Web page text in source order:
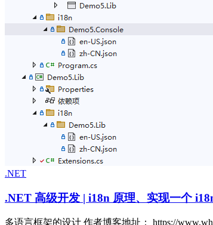
.NET
.NET 高级开发 | i18n 原理、实现一个
多语言框架的设计 作者博客地址： https://